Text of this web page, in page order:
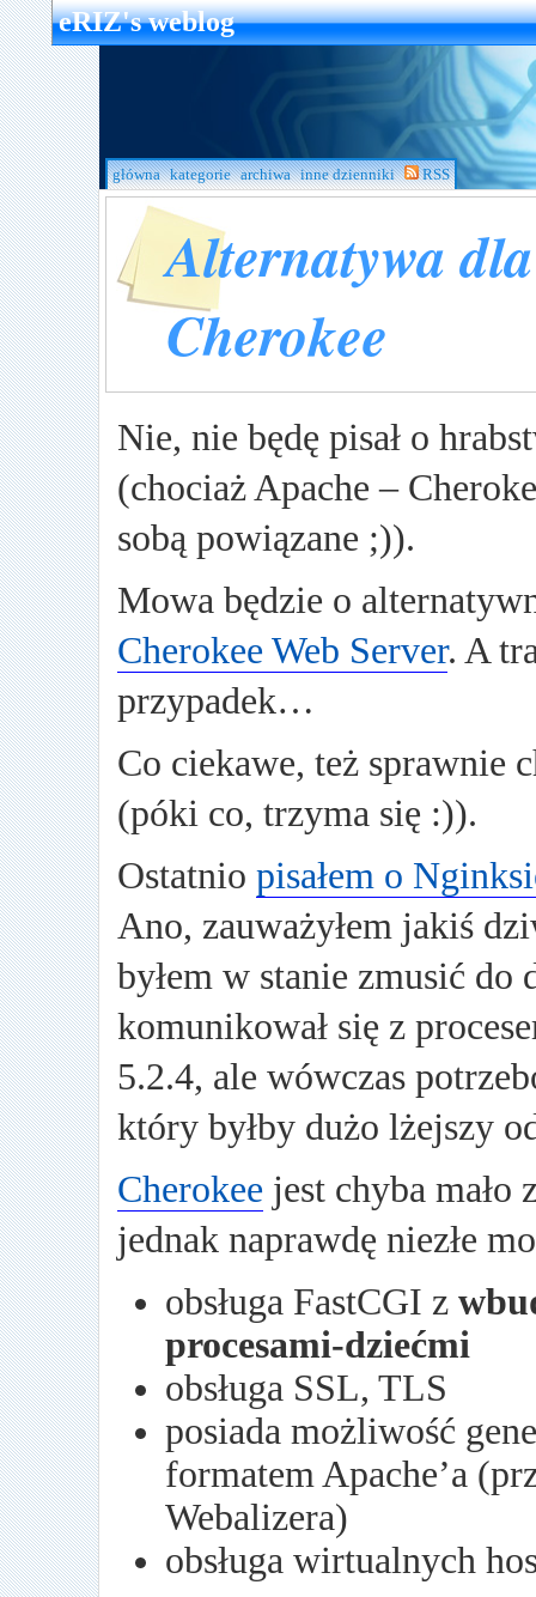
eRIZ's weblog
główna kategorie archiwa inne dzienniki RSS
Alternatywa
Cherokee
Nie, nie będę pisał o
(chociaż Apache –
sobą powiązane ;)).
Mowa będzie o
Cherokee Web Server. A
przypadek…
Co ciekawe, też sprawnie
(póki co, trzyma się :)).
Ostatniopisałem o
Ano, zauważyłem jakiś
byłem w stanie zmusić do
komunikował się z
5.2.4, ale wówczas
który byłby dużo lżejszy
Cherokee jest chyba
jednak naprawdę niezłe
obsługa FastCGI z
procesami-dziećmi
obsługa SSL, TLS
posiada możliwość
formatem Apache’a
Webalizera)
obsługa wirtualnych